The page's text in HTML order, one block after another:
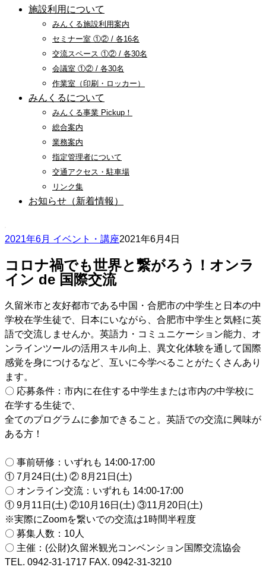
施設利用について
みんくる施設利用案内
セミナー室 ①② / 各16名
交流スペース ①② / 各30名
会議室 ①② / 各30名
作業室（印刷・ロッカー）
みんくるについて
みんくる事業 Pickup！
総合案内
業務案内
指定管理者について
交通アクセス・駐車場
リンク集
お知らせ（新着情報）
2021年6月 イベント・講座2021年6月4日
コロナ禍でも世界と繋がろう！オンラ
イン de 国際交流
久留⽶市と友好都市である中国・合肥市の中学生と日本の中
学校在学生徒で、⽇本にいながら、合肥市中学⽣と気軽に英
語で交流しませんか。英語⼒・コミュニケーション能⼒、オ
ンラインツールの活⽤スキル向上、異⽂化体験を通して国際
感覚を⾝につけるなど、互いに今学べることがたくさんあり
ます。
〇 応募条件：市内に在住する中学⽣または市内の中学校に
在学する⽣徒で、
全てのプログラムに参加できること。英語での交流に興味が
ある⽅！
〇 事前研修：いずれも 14:00-17:00
① 7⽉24⽇(⼟) ② 8⽉21⽇(⼟)
〇 オンライン交流：いずれも 14:00-17:00
① 9⽉11⽇(⼟) ②10⽉16⽇(⼟) ③11⽉20⽇(⼟)
※実際にZoomを繋いでの交流は1時間半程度
〇 募集⼈数：10⼈
〇 主催：(公財)久留米観光コンベンション国際交流協会
TEL. 0942-31-1717 FAX. 0942-31-3210